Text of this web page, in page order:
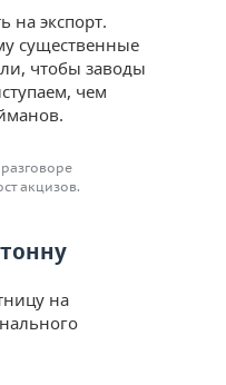
на экспорт.
существенные
чтобы заводы
чем
акцизов.
на